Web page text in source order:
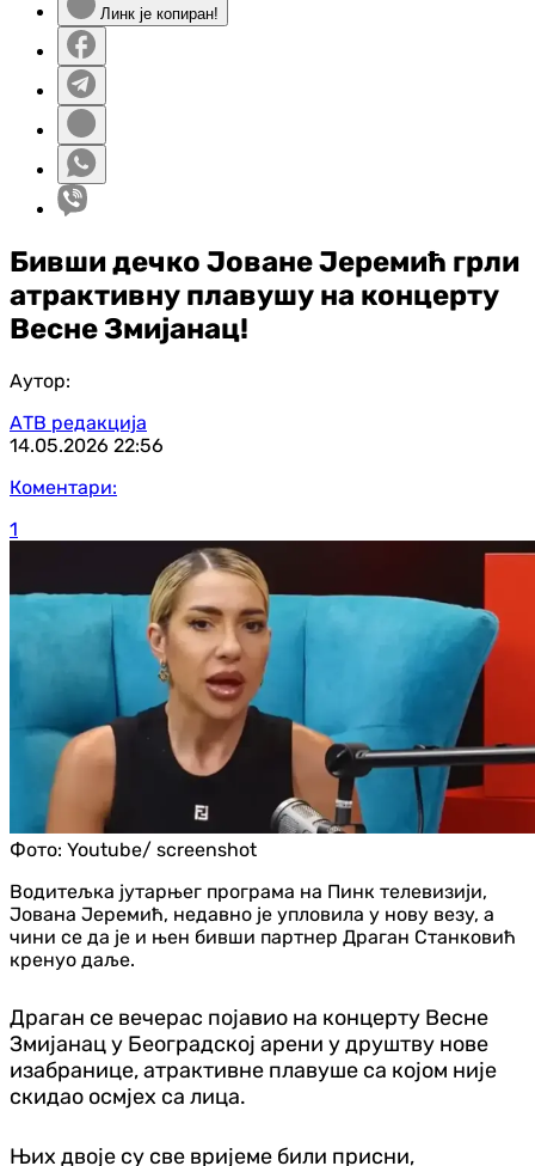
Линк је копиран!
Бивши дечко Јоване Јеремић грли
атрактивну плавушу на концерту
Весне Змијанац!
Аутор:
АТВ редакција
14.05.2026 22:56
Коментари:
1
Фото: Youtube/ screenshot
Водитељка јутарњег програма на Пинк телевизији,
Јована Јеремић, недавно је упловила у нову везу, а
чини се да је и њен бивши партнер Драган Станковић
кренуо даље.
Драган се вечерас појавио на концерту Весне
Змијанац у Београдској арени у друштву нове
изабранице, атрактивне плавуше са којом није
скидао осмјех са лица.
Њих двоје су све вријеме били присни,